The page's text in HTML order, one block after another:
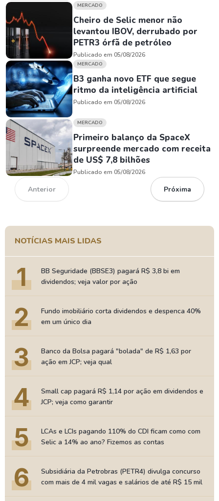
MERCADO
Cheiro de Selic menor não
levantou IBOV, derrubado por
PETR3 órfã de petróleo
Publicado em 05/08/2026
MERCADO
B3 ganha novo ETF que segue
ritmo da inteligência artificial
Publicado em 05/08/2026
MERCADO
Primeiro balanço da SpaceX
surpreende mercado com receita
de US$ 7,8 bilhões
Publicado em 05/08/2026
Anterior Próxima
NOTÍCIAS MAIS LIDAS
1
BB Seguridade (BBSE3) pagará R$ 3,8 bi em
dividendos; veja valor por ação
2
Fundo imobiliário corta dividendos e despenca 40%
em um único dia
3
Banco da Bolsa pagará "bolada" de R$ 1,63 por
ação em JCP; veja qual
4
Small cap pagará R$ 1,14 por ação em dividendos e
JCP; veja como garantir
5
LCAs e LCIs pagando 110% do CDI ficam como com
Selic a 14% ao ano? Fizemos as contas
6
Subsidiária da Petrobras (PETR4) divulga concurso
com mais de 4 mil vagas e salários de até R$ 15 mil